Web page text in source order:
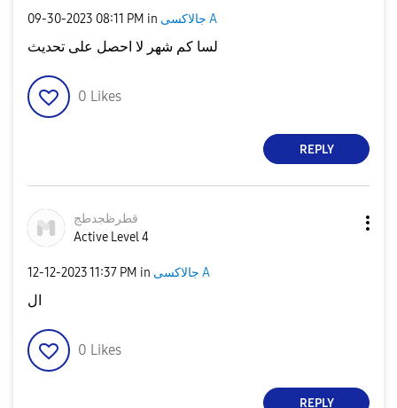
‎09-30-2023 08:11 PM in جالاكسى A
لسا كم شهر لا احصل على تحديث
0 Likes
REPLY
قطرظجدطج
Active Level 4
‎12-12-202311:37 PM in جالاكسى A
ال
0 Likes
REPLY